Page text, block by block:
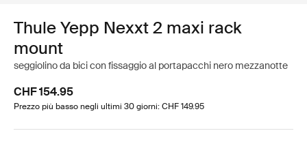
Thule Yepp Nexxt 2 maxi rack
mount
seggiolino da bici con fissaggio al portapacchi nero mezzanotte
CHF 154.95
Prezzo più basso negli ultimi 30 giorni: CHF 149.95